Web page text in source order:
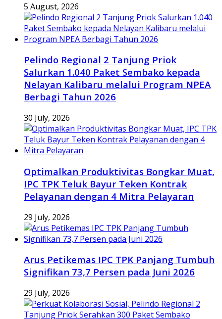
5 August, 2026
Pelindo Regional 2 Tanjung Priok
Salurkan 1.040 Paket Sembako kepada
Nelayan Kalibaru melalui Program NPEA
Berbagi Tahun 2026
30 July, 2026
Optimalkan Produktivitas Bongkar Muat,
IPC TPK Teluk Bayur Teken Kontrak
Pelayanan dengan 4 Mitra Pelayaran
29 July, 2026
Arus Petikemas IPC TPK Panjang Tumbuh
Signifikan 73,7 Persen pada Juni 2026
29 July, 2026